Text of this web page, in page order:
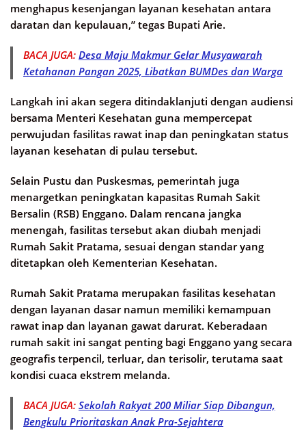
menghapus kesenjangan layanan kesehatan antara
daratan dan kepulauan,” tegas Bupati Arie.
BACA JUGA: Desa Maju Makmur Gelar Musyawarah
Ketahanan Pangan 2025, Libatkan BUMDes dan Warga
Langkah ini akan segera ditindaklanjuti dengan audiensi
bersama Menteri Kesehatan guna mempercepat
perwujudan fasilitas rawat inap dan peningkatan status
layanan kesehatan di pulau tersebut.
Selain Pustu dan Puskesmas, pemerintah juga
menargetkan peningkatan kapasitas Rumah Sakit
Bersalin (RSB) Enggano. Dalam rencana jangka
menengah, fasilitas tersebut akan diubah menjadi
Rumah Sakit Pratama, sesuai dengan standar yang
ditetapkan oleh Kementerian Kesehatan.
Rumah Sakit Pratama merupakan fasilitas kesehatan
dengan layanan dasar namun memiliki kemampuan
rawat inap dan layanan gawat darurat. Keberadaan
rumah sakit ini sangat penting bagi Enggano yang secara
geografis terpencil, terluar, dan terisolir, terutama saat
kondisi cuaca ekstrem melanda.
BACA JUGA: Sekolah Rakyat 200 Miliar Siap Dibangun,
Bengkulu Prioritaskan Anak Pra-Sejahtera